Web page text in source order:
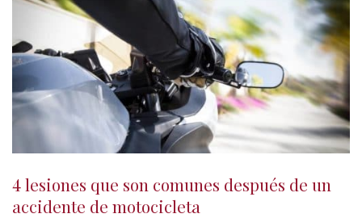
4 lesiones que son comunes después de un
accidente de motocicleta